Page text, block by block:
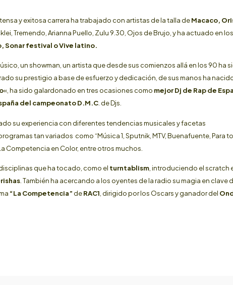
y exitosa carrera ha trabajado con artistas de la talla deMacaco,
Tremendo, Arianna Puello, Zulu 9.30, Ojos de Brujo, y ha actuado en los
Sonar festival o Vive latino.
un showman, un artista que desde sus comienzos allá en los 90 ha
su prestigio a base de esfuerzo y dedicación, de sus manos ha
«, ha sido galardonado en tres ocasiones como mejor Dj de Rap de
del campeonato D.M.C. de Djs.
su experiencia con diferentes tendencias musicales y facetas
tan variados como “Música 1, Sputnik, MTV, Buenafuente, Para
Competencia en Color, entre otros muchos.
que ha tocado, como el turntablism , introduciendo el scratch
. También ha acercando a los oyentes de la radio su magia en clave
“La Competencia” deRAC1 , dirigido por los Oscars y ganador del